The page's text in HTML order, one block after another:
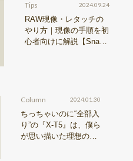
Tips 2024.09.24
RAW現像・レタッチの
やり方｜現像の手順を初
心者向けに解説【Snap
Column 2024.01.30
ちっちゃいのに“全部入
り”の『X-T5』は、僕ら
が思い描いた理想の写